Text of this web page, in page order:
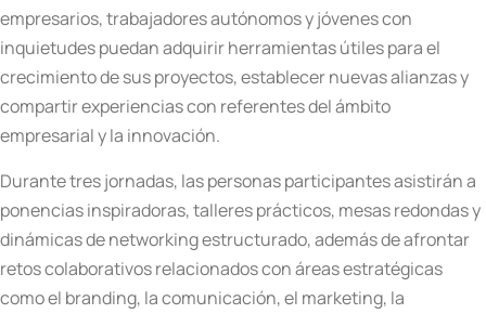
empresarios, trabajadores autónomos y jóvenes con
inquietudes puedan adquirir herramientas útiles para el
crecimiento de sus proyectos, establecer nuevas alianzas y
compartir experiencias con referentes del ámbito
empresarial y la innovación.
Durante tres jornadas, las personas participantes asistirán a
ponencias inspiradoras, talleres prácticos, mesas redondas y
dinámicas de networking estructurado, además de afrontar
retos colaborativos relacionados con áreas estratégicas
como el branding, la comunicación, el marketing, la